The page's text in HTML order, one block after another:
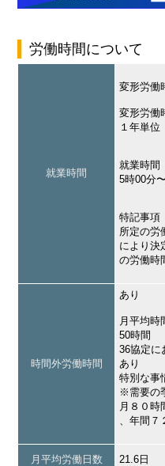
労働時間について
就業時間
変形労働
変形労働
１年単位
就業時間
5時00分
特記事項
所定の労
により決
の労働時
時間外労働時間
あり
月平均時
50時間
36協定に
あり
特別な事
※需要の
月８０時
、年間７
月平均労働日数 21.6日